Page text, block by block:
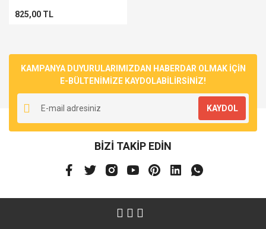
825,00 TL
KAMPANYA DUYURULARIMIZDAN HABERDAR OLMAK İÇİN
E-BÜLTENİMİZE KAYDOLABİLİRSİNİZ!
KAYDOL
BİZİ TAKİP EDİN